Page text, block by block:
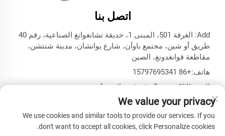
اتصل بنا
Add: الغرفة 501، المبنى 1، حديقة تشانغوانغ الصناعية، رقم 40
طريق آو شين، مجتمع باوآن، شارع يوانشان، مدينة شنتشن،
مقاطعة قوانغدونغ، الصين
هاتف:+86 15797695341
البريد الإلكتروني:[email protected]
حقوق الطبع والنشر © شركة شنتشن كينغستار للحقائب والأغلفة
We value your privacy
We use cookies and similar tools to provide our services. If you
don't want to accept all cookies, click Personalize cookies.